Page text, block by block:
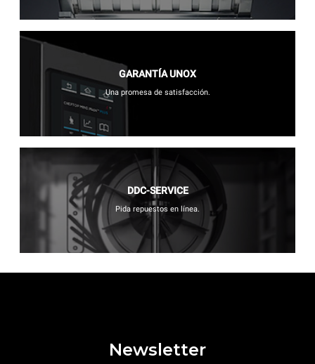
GARANTÍA UNOX
Una promesa de satisfacción.
DDC-SERVICE
Pida repuestos en línea.
Newsletter